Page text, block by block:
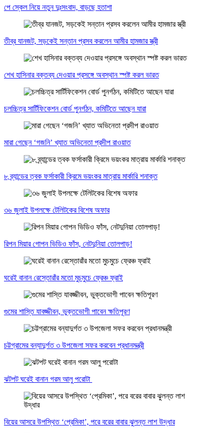
পে স্কেল নিয়ে নতুন দুঃসংবাদ, বাড়ছে হতাশা
তীব্র যানজট, সড়কেই সন্তান প্রসব করলেন আমীর হামজার স্ত্রী
শেখ হাসিনার বক্তব্য দেওয়ার প্রসঙ্গে অবস্থান স্পষ্ট করল ভারত
চলচ্চিত্র সার্টিফিকেশন বোর্ড পুনর্গঠন, কমিটিতে আছেন যারা
মারা গেছেন ‘গজনি’ খ্যাত অভিনেতা প্রদীপ রাওয়াত
৮ ব্র্যান্ডের ত্বক ফর্সাকারী ক্রিমে ভয়ংকর মাত্রায় মার্কারি শনাক্ত
৩৬ জুলাই উপলক্ষে টেলিটকের বিশেষ অফার
রিপন মিয়ার গোপন ভিডিও ফাঁস, নেটদুনিয়া তোলপাড়!
ঘরেই বানান রেস্তোরাঁর মতো মুচমুচে ফ্রেঞ্চ ফ্রাই
গুমের শাস্তি যাবজ্জীবন, ভুক্তভোগী পাবেন ক্ষতিপূরণ
চট্টগ্রামের বন্যাদুর্গত ৩ উপজেলা সফর করবেন প্রধানমন্ত্রী
ঝটপট ঘরেই বানান গরম আলু পরোটা
বিয়ের আসরে উপস্থিত ‘প্রেমিকা’, পরে বরের বাবার ঝুলন্ত লাশ উদ্ধার